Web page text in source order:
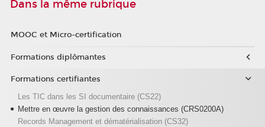
Dans la même rubrique
MOOC et Micro-certification
Formations diplômantes
Formations certifiantes
Les TIC dans les SI documentaire (CS22)
Mettre en œuvre la gestion des connaissances (CRS0200A)
Records Management et dématérialisation (CS32)